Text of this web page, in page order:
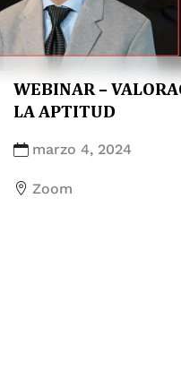
WEBINAR –
LA APTITUD
marzo 4, 2024
Zoom